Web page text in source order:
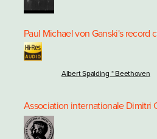
Paul Michael von Ganski's record
Albert Spalding * Beethoven
Association internationale Dimitri